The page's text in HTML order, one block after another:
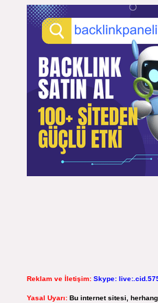
Reklam ve İletişim: Skype:
Yasal Uyarı: Bu internet sitesi,